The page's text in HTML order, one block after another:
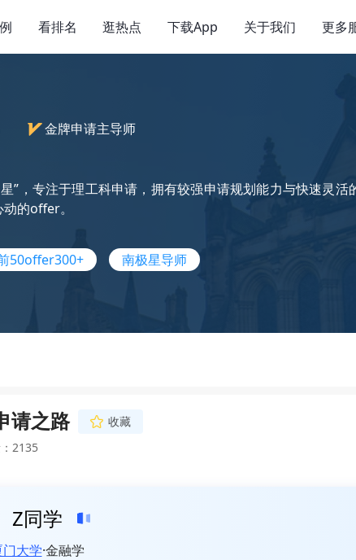
看排名 逛热点 下载App 关于我们 更多
金牌申请主导师
”，专注于理工科申请，拥有较强申请规划能力与快速灵
的offer。
50offer300+ 南极星导师
请之路
收藏
2135
Z同学
门大学 金融学